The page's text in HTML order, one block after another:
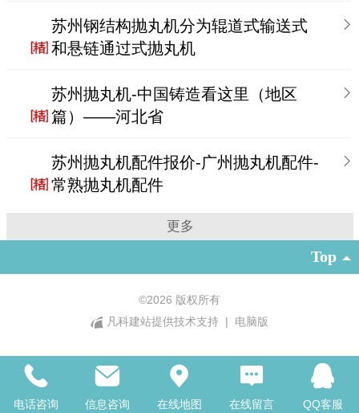
苏州钢结构抛丸机分为辊道式输送式
和悬链通过式抛丸机
苏州抛丸机-中国铸造看这里（地区
篇）——河北省
苏州抛丸机配件报价-广州抛丸机配件-
常熟抛丸机配件
更多
Top
©2026 版权所有
凡科建站提供技术支持
| 电脑版
电话咨询 信息咨询 在线地图 在线留言 QQ客服